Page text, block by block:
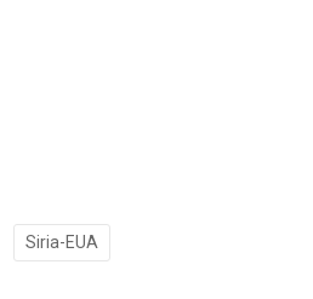
Siria-EUA